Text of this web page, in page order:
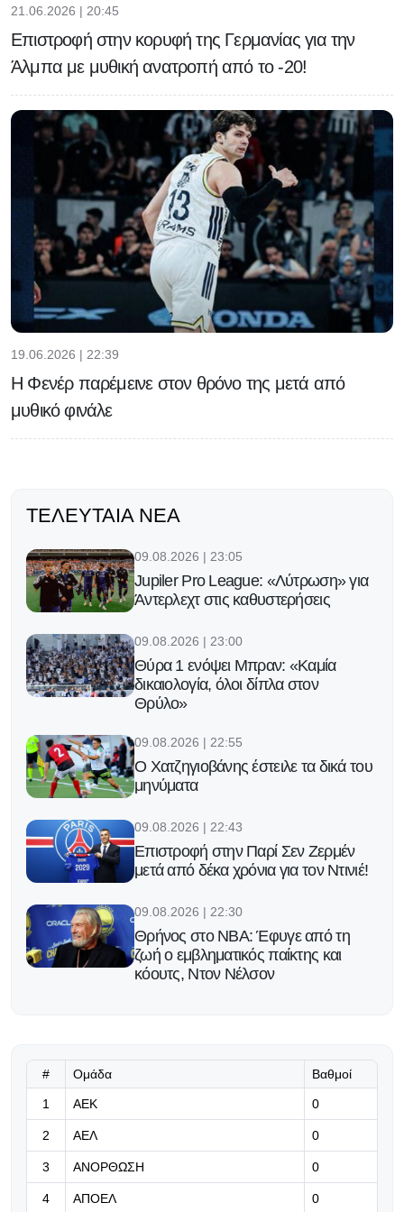
21.06.2026 | 20:45
Επιστροφή στην κορυφή της Γερμανίας για την
Άλμπα με μυθική ανατροπή από το -20!
19.06.2026 | 22:39
Η Φενέρ παρέμεινε στον θρόνο της μετά από
μυθικό φινάλε
ΤΕΛΕΥΤΑΊΑ ΝΈΑ
09.08.2026 | 23:05
Jupiler Pro League: «Λύτρωση» για
Άντερλεχτ στις καθυστερήσεις
09.08.2026 | 23:00
Θύρα 1 ενόψει Μπραν: «Καμία
δικαιολογία, όλοι δίπλα στον
Θρύλο»
09.08.2026 | 22:55
Ο Χατζηγιοβάνης έστειλε τα δικά του
μηνύματα
09.08.2026 | 22:43
Επιστροφή στην Παρί Σεν Ζερμέν
μετά από δέκα χρόνια για τον Ντινιέ!
09.08.2026 | 22:30
Θρήνος στο NBA: Έφυγε από τη
ζωή ο εμβληματικός παίκτης και
κόουτς, Ντον Νέλσον
Έξι φιλικά, 9 σκόρερ
09.08.2026 | 21:53
Με 145 αθλητές η Κύπρος στους
# Ομάδα Βαθμοί
1 ΑΕΚ 0
2 ΑΕΛ 0
3 ΑΝΟΡΘΩΣΗ 0
4 ΑΠΟΕΛ 0